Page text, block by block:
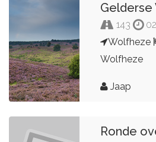
Gelderse
143
Wolfheze
Wolfheze
Jaap
Ronde